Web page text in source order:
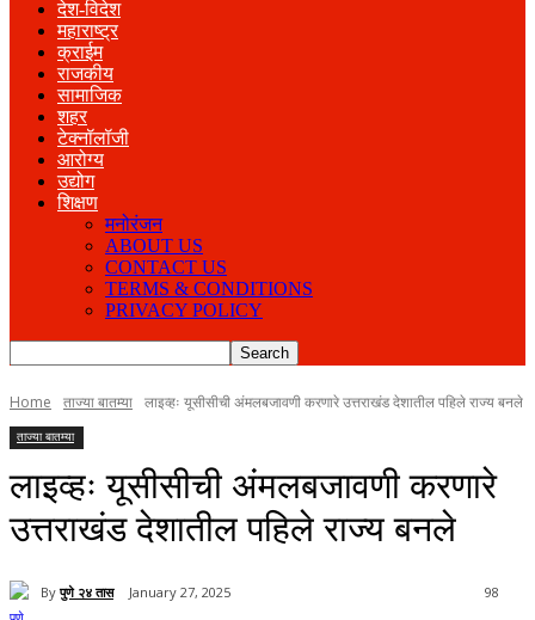
देश-विदेश
महाराष्ट्र
क्राईम
राजकीय
सामाजिक
शहर
टेक्नॉलॉजी
आरोग्य
उद्योग
शिक्षण
मनोरंजन
ABOUT US
CONTACT US
TERMS & CONDITIONS
PRIVACY POLICY
Home ताज्या बातम्या लाइव्हः यूसीसीची अंमलबजावणी करणारे उत्तराखंड देशातील पहिले राज्य बनले
ताज्या बातम्या
लाइव्हः यूसीसीची अंमलबजावणी करणारे
उत्तराखंड देशातील पहिले राज्य बनले
By पुणे २४ तास January 27, 2025 98